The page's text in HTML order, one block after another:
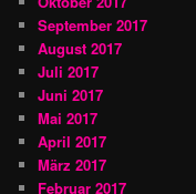
September 2017
August 2017
Juli 2017
Juni 2017
Mai 2017
April 2017
März 2017
Februar 2017